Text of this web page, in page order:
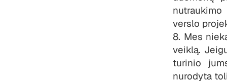
verslo
8. Mes
veiklą.
turinio
nurodyta